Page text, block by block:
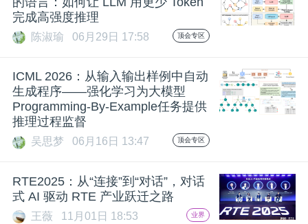
专
爱
搞
机
完成高强度推理
陈淑瑜 06月29日 17:58 顶会专区
ICML 2026：从输入输出样例中自动
生成程序——强化学习为大模型
Programming-By-Example任务提供
推理过程监督
吴思梦 06月16日 13:47 顶会专区
RTE2025：从“连接”到“对话”，对话
式 AI 驱动 RTE 产业跃迁之路
王薇 11月01日 18:53 业界